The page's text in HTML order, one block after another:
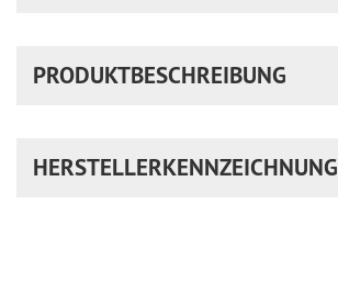
PRODUKTBESCHREIBUNG
HERSTELLERKENNZEICHNUNG